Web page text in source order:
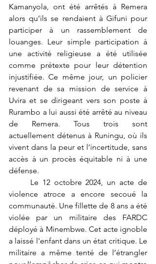
Kamanyola, ont été arrêtés à Remera
alors qu’ils se rendaient à Gifuni pour
participer à un rassemblement de
louanges. Leur simple participation à
une activité religieuse a été utilisée
comme prétexte pour leur détention
injustifiée. Ce même jour, un policier
revenant de sa mission de service à
Uvira et se dirigeant vers son poste à
Rurambo a lui aussi été arrêté au niveau
de Remera. Tous trois sont
actuellement détenus à Runingu, où ils
vivent dans la peur et l’incertitude, sans
accès à un procès équitable ni à une
défense.
violence atroce a encore secoué la
communauté. Une fillette de 8 ans a été
violée par un militaire des FARDC
déployé à Minembwe. Cet acte ignoble
a laissé l'enfant dans un état critique. Le
militaire a même tenté de l’étrangler